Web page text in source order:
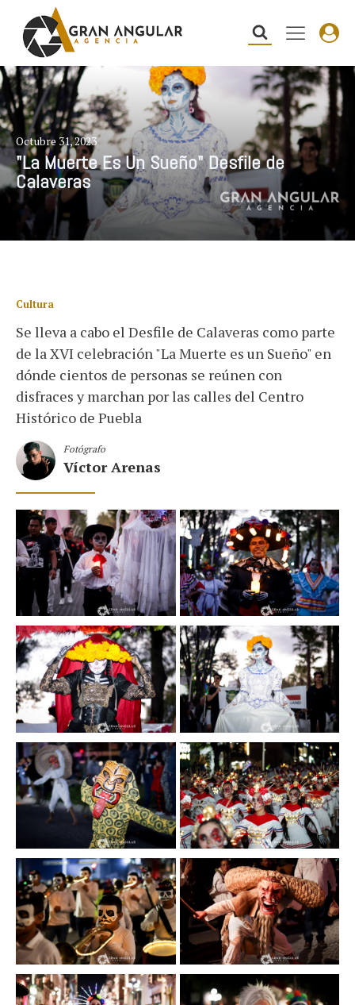
Octubre 31, 2023
"La Muerte Es Un Sueño" Desfile de
Calaveras
Cultura
Se lleva a cabo el Desfile de Calaveras como parte
de la XVI celebración "La Muerte es un Sueño" en
dónde cientos de personas se reúnen con
disfraces y marchan por las calles del Centro
Histórico de Puebla
Fotógrafo
Víctor Arenas